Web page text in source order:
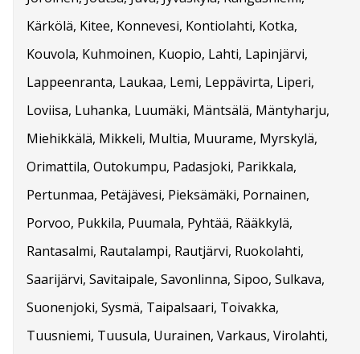
Kärkölä, Kitee, Konnevesi, Kontiolahti, Kotka,
Kouvola, Kuhmoinen, Kuopio, Lahti, Lapinjärvi,
Lappeenranta, Laukaa, Lemi, Leppävirta, Liperi,
Loviisa, Luhanka, Luumäki, Mäntsälä, Mäntyharju,
Miehikkälä, Mikkeli, Multia, Muurame, Myrskylä,
Orimattila, Outokumpu, Padasjoki, Parikkala,
Pertunmaa, Petäjävesi, Pieksämäki, Pornainen,
Porvoo, Pukkila, Puumala, Pyhtää, Rääkkylä,
Rantasalmi, Rautalampi, Rautjärvi, Ruokolahti,
Saarijärvi, Savitaipale, Savonlinna, Sipoo, Sulkava,
Suonenjoki, Sysmä, Taipalsaari, Toivakka,
Tuusniemi, Tuusula, Uurainen, Varkaus, Virolahti,